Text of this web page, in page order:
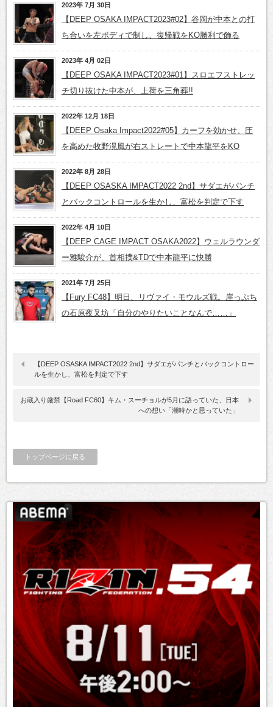
2023年 7月 30日
【DEEP OSAKA IMPACT2023#02】谷岡が中本との打
ち合いを左ボディで制し、復帰戦をKO勝利で飾る
2023年 4月 02日
【DEEP OSAKA IMPACT2023#01】スロエフストレッ
チ切り抜けた中本が、上荷を三角葬!!
2022年 12月 18日
【DEEP Osaka Impact2022#05】カーフを効かせ、圧
を高めた牧野滉風が右ストレートで中本龍平をKO
2022年 8月 28日
【DEEP OSASKA IMPACT2022 2nd】サダエがパンチ
とバックコントロールを生かし、富松を判定で下す
2022年 4月 10日
【DEEP CAGE IMPACT OSAKA2022】ウェルラウンダ
ー雅駿介が、首相撲&TDで中本龍平に快勝
2021年 7月 25日
【Fury FC48】明日、リヴァイ・モウルズ戦。崖っぷち
の石原夜叉坊「自分のやりたいことなんで……」
【DEEP OSASKA IMPACT2022 2nd】サダエがパンチとバックコントロー
ルを生かし、富松を判定で下す
お蔵入り厳禁【Road FC60】キム・スーチョルが5月に語っていた、日本
への想い「潮時かと思っていた」
トップページに戻る